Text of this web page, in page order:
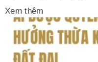
riêng thường trở thành vấn
pháp luật hiện hành,...
Xem thêm